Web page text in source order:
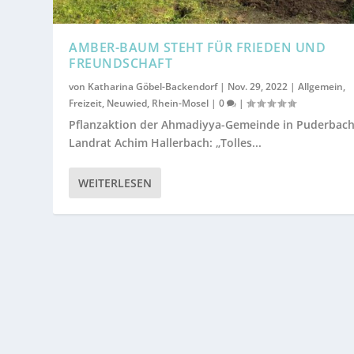
AMBER-BAUM STEHT FÜR FRIEDEN UND
FREUNDSCHAFT
von Katharina Göbel-Backendorf| Nov. 29, 2022 |Allgemein,
Freizeit, Neuwied, Rhein-Mosel |0 |
Pflanzaktion der Ahmadiyya-Gemeinde in
Landrat Achim Hallerbach: „Tolles...
WEITERLESEN